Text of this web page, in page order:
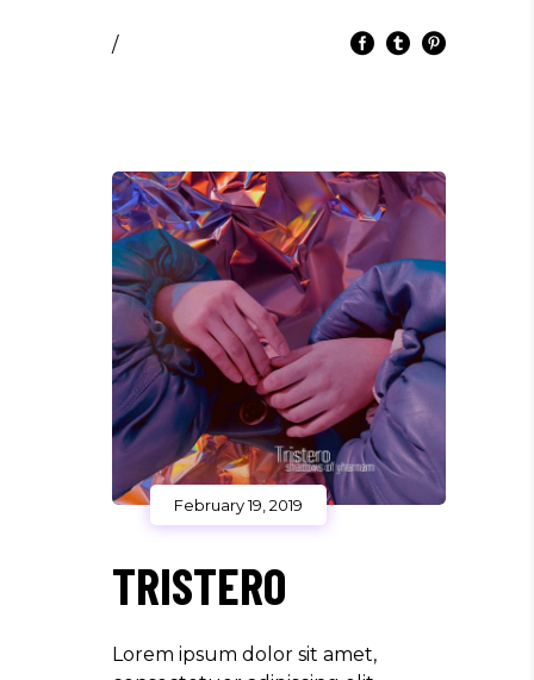
/
February 19, 2019
TRISTERO
Lorem ipsum dolor sit amet,